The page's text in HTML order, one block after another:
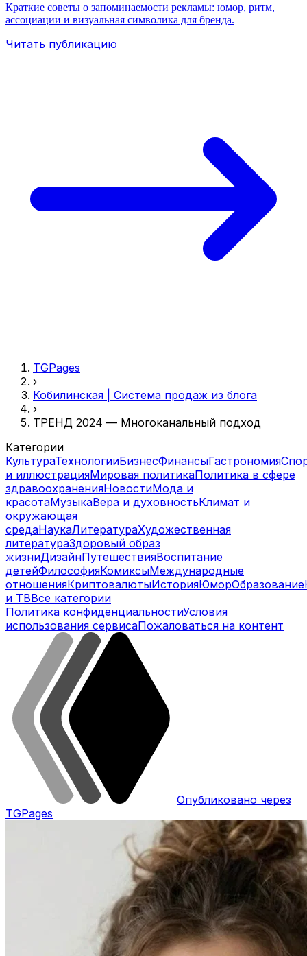
Краткие советы о запоминаемости рекламы: юмор, ритм,
ассоциации и визуальная символика для бренда.
Читать публикацию
TGPages
›
Кобилинская | Система продаж из блога
›
ТРЕНД 2024 — Многоканальный подход
Категории
КультураТехнологииБизнесФинансыГастрономия
и иллюстрацияМировая политикаПолитика в сфере
здравоохраненияНовостиМода и
красотаМузыкаВера и духовностьКлимат и
окружающая
средаНаукаЛитератураХудожественная
литератураЗдоровый образ
жизниДизайнПутешествияВоспитание
детейФилософияКомиксыМеждународные
отношенияКриптовалютыИсторияЮморОбразование
и ТВВсе категории
Политика конфиденциальностиУсловия
использования сервисаПожаловаться на контент
Опубликовано через
TGPages